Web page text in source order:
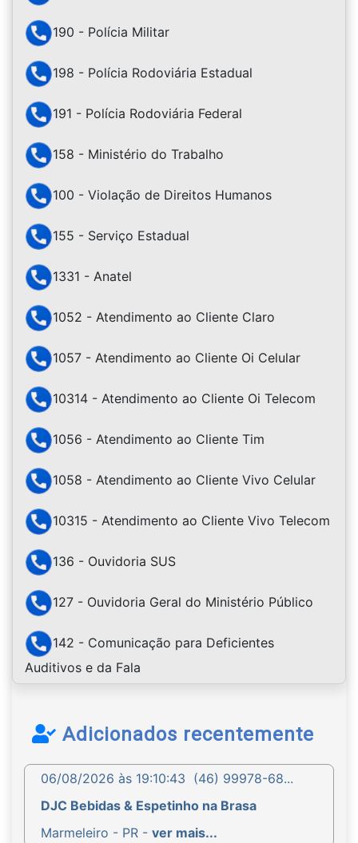
190 - Polícia Militar
198 - Polícia Rodoviária Estadual
191 - Polícia Rodoviária Federal
158 - Ministério do Trabalho
100 - Violação de Direitos Humanos
155 - Serviço Estadual
1331 - Anatel
1052 - Atendimento ao Cliente Claro
1057 - Atendimento ao Cliente Oi Celular
10314 - Atendimento ao Cliente Oi Telecom
1056 - Atendimento ao Cliente Tim
1058 - Atendimento ao Cliente Vivo Celular
10315 - Atendimento ao Cliente Vivo Telecom
136 - Ouvidoria SUS
127 - Ouvidoria Geral do Ministério Público
142 - Comunicação para Deficientes
Auditivos e da Fala
Adicionados recentemente
06/08/2026 às 19:10:43 (46) 99978-68...
DJC Bebidas & Espetinho na Brasa
Marmeleiro - PR - ver mais...